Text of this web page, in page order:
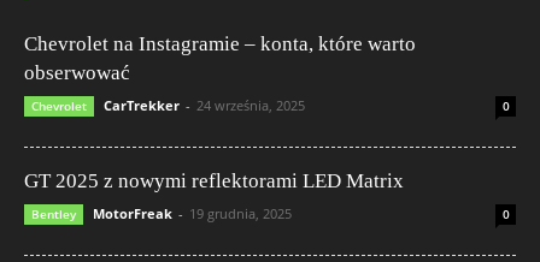
Chevrolet na Instagramie – konta, które warto
obserwować
Chevrolet CarTrekker - 24 września, 2025 0
GT 2025 z nowymi reflektorami LED Matrix
Bentley MotorFreak - 19 grudnia, 2025 0